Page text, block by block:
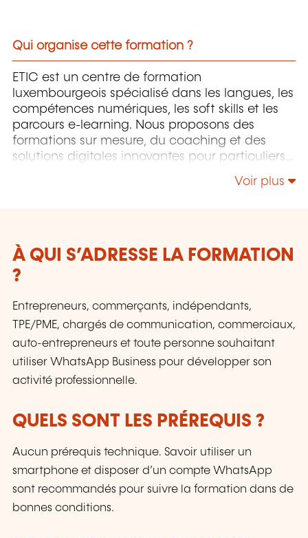
Qui organise cette formation ?
ETIC est un centre de formation
luxembourgeois spécialisé dans les langues, les
compétences numériques, les soft skills et les
parcours e-learning. Nous proposons des
formations sur mesure, du coaching et des
solutions digitales innovantes pour particuliers
Voir plus
À QUI S’ADRESSE LA FORMATION
?
Entrepreneurs, commerçants, indépendants,
TPE/PME, chargés de communication, commerciaux,
auto-entrepreneurs et toute personne souhaitant
utiliser WhatsApp Business pour développer son
activité professionnelle.
QUELS SONT LES PRÉREQUIS ?
Aucun prérequis technique. Savoir utiliser un
smartphone et disposer d’un compte WhatsApp
sont recommandés pour suivre la formation dans de
bonnes conditions.